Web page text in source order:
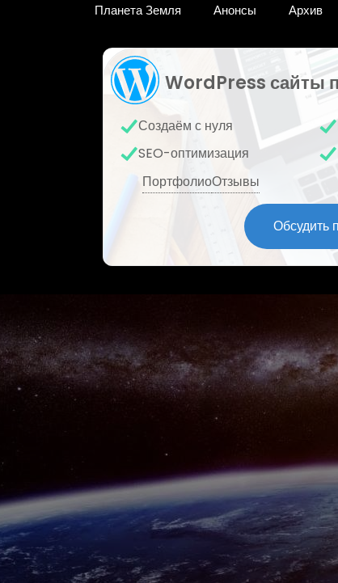
Планета Земля Анонсы Архив
WordPress сайты
Создаём с нуля
SEO-оптимизация
ПортфолиоОтзывы
Обсудить